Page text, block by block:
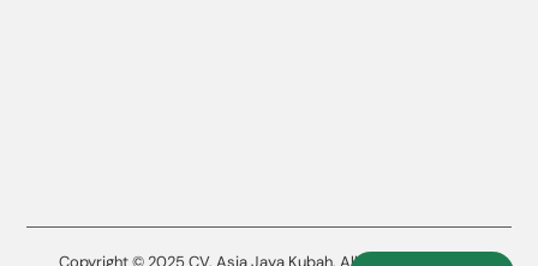
Copyright © 2025 CV. Asia Jaya Kubah. All Rights Reserved.